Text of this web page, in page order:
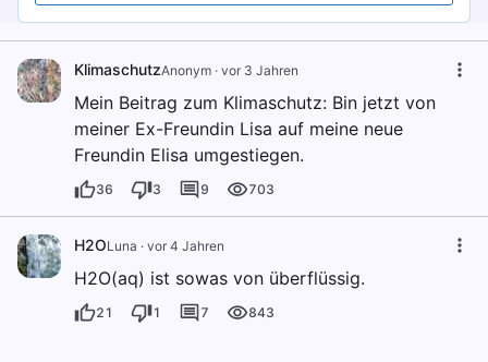
KlimaschutzAnonym · vor 3 Jahren
Mein Beitrag zum Klimaschutz: Bin jetzt von
meiner Ex-Freundin Lisa auf meine neue
Freundin Elisa umgestiegen.
36 3 9 703
H2OLuna · vor 4 Jahren
H2O(aq) ist sowas von überflüssig.
21 1 7 843